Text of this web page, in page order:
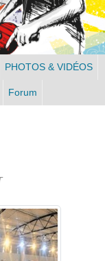
PHOTOS & VIDÉOS
Forum